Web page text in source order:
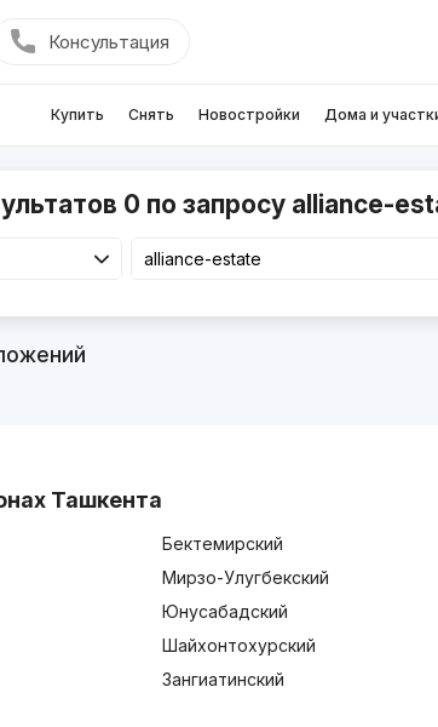
Консультация
Купить Снять Новостройки Дома и
0 по запросу alliance-
Ташкента
Бектемирский
Мирзо-Улугбекский
Юнусабадский
Шайхонтохурский
Зангиатинский